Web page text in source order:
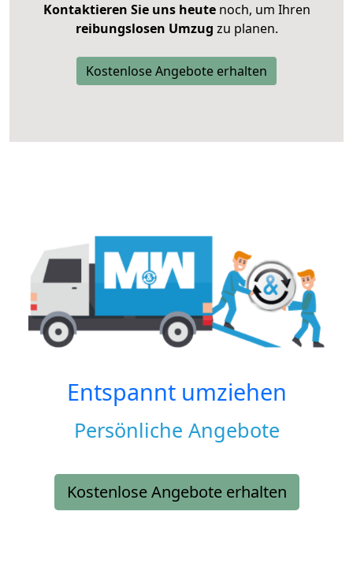
Kontaktieren Sie uns heutenoch, um Ihren
reibungslosen Umzug zu planen.
Kostenlose Angebote erhalten
Entspannt umziehen
Persönliche Angebote
Kostenlose Angebote erhalten